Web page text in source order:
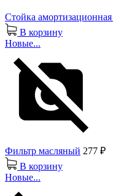
Стойка
В корзину
Новые...
Фильтр масляный 277 ₽
В корзину
Новые...